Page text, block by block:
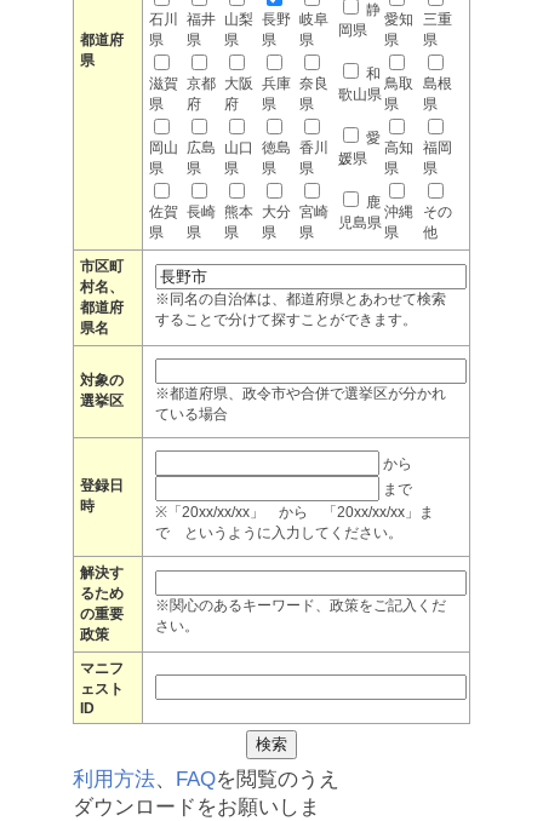
都道府
県
石川
県
福井
県
山梨
県
長野
県
岐阜
県
静
岡県
愛知
県
三重
県
滋賀
県
京都
府
大阪
府
兵庫
県
奈良
県
和
歌山県
鳥取
県
島根
県
岡山
県
広島
県
山口
県
徳島
県
香川
県
愛
媛県
高知
県
福岡
県
佐賀
県
長崎
県
熊本
県
大分
県
宮崎
県
鹿
児島県
沖縄
県
その
他
市区町
村名、
都道府
県名
※同名の自治体は、都道府県とあわせて検索
することで分けて探すことができます。
対象の
選挙区
※都道府県、政令市や合併で選挙区が分かれ
ている場合
登録日
時
から
まで
※「20xx/xx/xx」 から 「20xx/xx/xx」ま
で というように入力してください。
解決す
るため
の重要
政策
※関心のあるキーワード、政策をご記入くだ
さい。
マニフ
ェスト
ID
利用方法、 FAQを閲覧のうえ
ダウンロードをお願いしま